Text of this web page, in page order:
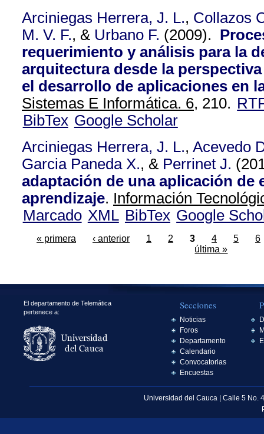
Arciniegas Herrera, J. L., Collazos
M. V. F., & Urbano F. (2009).
requerimiento y análisis para la
arquitectura desde la
el desarrollo de aplicaciones en
Sistemas E Informática. 6, 210.
BibTex Google Scholar
Arciniegas Herrera, J. L., Acevedo
Garcia Paneda X., & Perrinet J.
adaptación de una aplicación de
aprendizaje. Información
Marcado XML BibTex Google
« primera ‹ anterior 1 2 3 4 5
6
última »
El departamento de Telemática
pertenece a:
Secciones
Noticias
Foros
Departamento
Calendario
Convocatorias
Encuestas
Universidad del Cauca | Calle 5 No.